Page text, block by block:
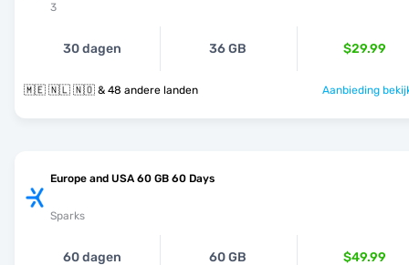
3
30 dagen 36 GB $29.99
🇲🇪 🇳🇱 🇳🇴 & 48 andere landen Aanbieding
Europe and USA 60 GB 60 Days
Sparks
60 dagen 60 GB $49.99